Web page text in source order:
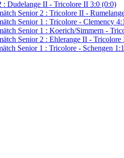
: Dudelange II - Tricolore II 3:0 (0:0)
Senior 2 : Tricolore II -
Senior 1 : Tricolore - Clemency
Senior 1 : Koerich/Simmern -
Senior 2 : Ehlerange II -
Senior 1 : Tricolore - Schengen